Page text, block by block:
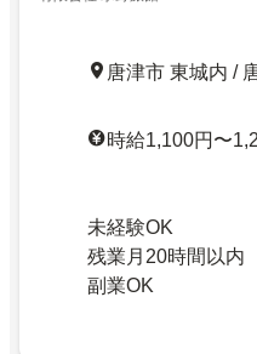
唐津市 東城内 /
時給1,100円〜
未経験OK
残業月20時間以内
副業OK